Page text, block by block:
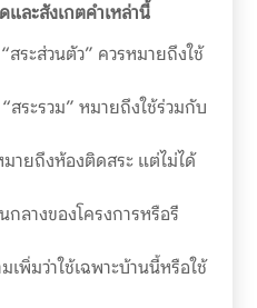
และสังเกตคำเหล่านี้
ระส่วนตัว” ควรหมายถึงใช้
สระรวม” หมายถึงใช้ร่วมกับ
ายถึงห้องติดสระ แต่ไม่ได้
กลางของโครงการหรือรี
เพิ่มว่าใช้เฉพาะบ้านนี้หรือใช้